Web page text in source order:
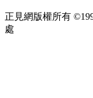
正見網版權所有
處